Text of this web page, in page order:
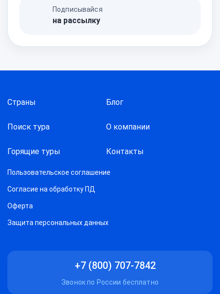
Подписывайся
на рассылку
Страны
Поиск тура
Горящие туры
Блог
О компании
Контакты
Пользовательское соглашение
Согласие на обработку ПД
Оферта
Защитa персональных данных
+7 (800) 707-7842
Звонок по России бесплатно